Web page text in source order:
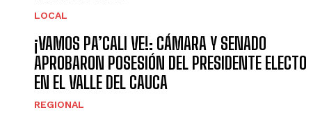
LOCAL
¡VAMOS PA’CALI VE!: CÁMARA Y SENADO
APROBARON POSESIÓN DEL PRESIDENTE ELECTO
EN EL VALLE DEL CAUCA
REGIONAL